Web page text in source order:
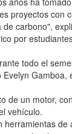
proyectos con
carbono",
por
todo el
de un motor,
vehículo.